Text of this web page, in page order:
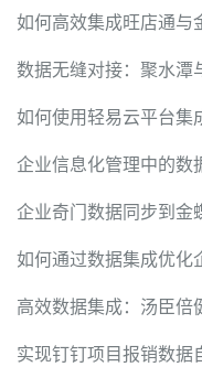
如何高效集成旺店通与
数据无缝对接：聚水潭
如何使用轻易云平台集
企业信息化管理中的数
企业奇门数据同步到金
高效数据集成：汤臣倍
实现钉钉项目报销数据